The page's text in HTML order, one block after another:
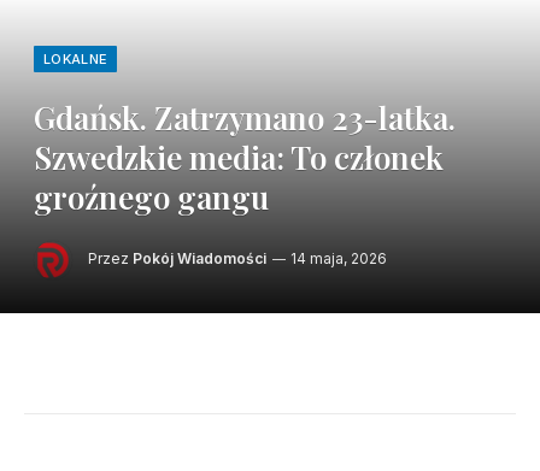
LOKALNE
Gdańsk. Zatrzymano 23-latka.
Szwedzkie media: To członek
groźnego gangu
Przez Pokój Wiadomości 14 maja, 2026